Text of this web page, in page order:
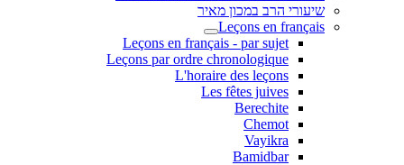
שיעורי הרב במכון מאיר
Leçons en français
Leçons en français - par sujet
Leçons par ordre chronologique
L'horaire des leçons
Les fêtes juives
Berechite
Chemot
Vayikra
Bamidbar